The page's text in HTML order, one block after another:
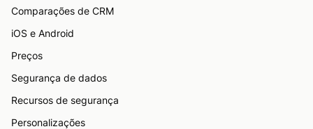
Comparações de CRM
iOS e Android
Preços
Segurança de dados
Recursos de segurança
Personalizações